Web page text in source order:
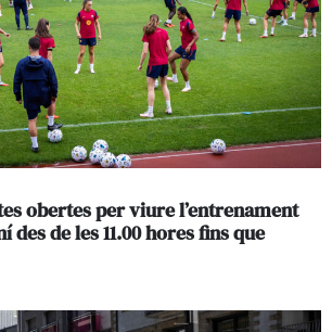
obertes per viure l’entrenament
des de les 11.00 hores fins que